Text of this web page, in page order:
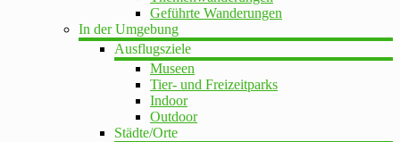
Geführte Wanderungen
In der Umgebung
Ausflugsziele
Museen
Tier- und Freizeitparks
Indoor
Outdoor
Städte/Orte